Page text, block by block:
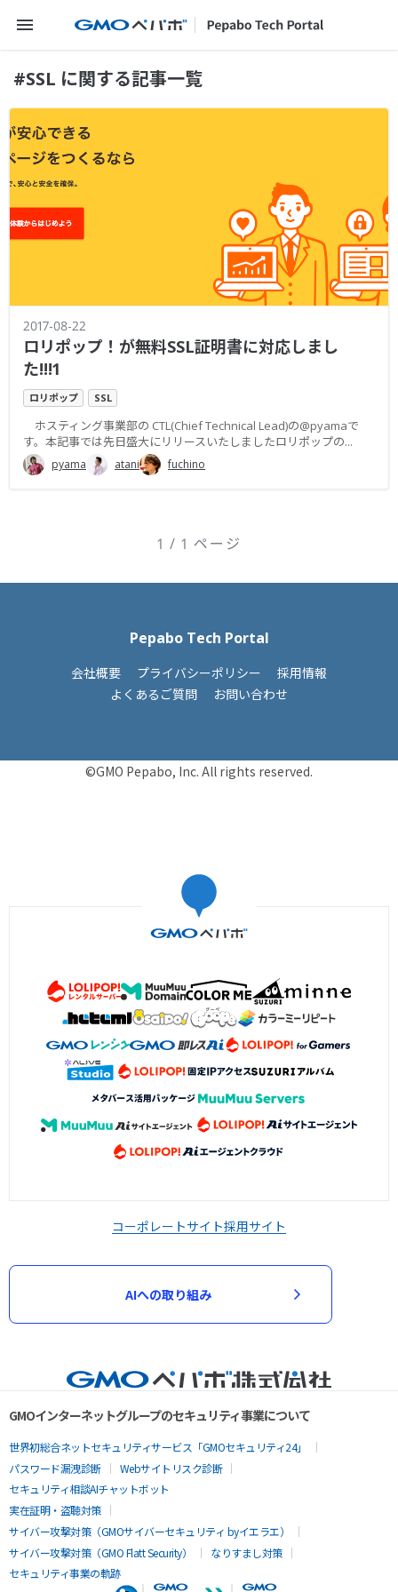
メニューを開く
#SSL に関する記事一覧
2017-08-22
ロリポップ！が無料SSL証明書に対応しまし
た!!!1
ロリポップ SSL
ホスティング事業部の CTL(Chief Technical Lead)の@pyamaで
す。本記事では先日盛大にリリースいたしましたロリポップの...
pyama atani fuchino
1 / 1 ページ
Pepabo Tech Portal
会社概要 プライバシーポリシー
採用情報
よくあるご質問
お問い合わせ
©GMO Pepabo, Inc. All rights reserved.
コーポレートサイト採用サイト
AIへの取り組み
GMOインターネットグループのセキュリティ事業について
世界初総合ネットセキュリティサービス「GMOセキュリティ24」
パスワード漏洩診断
Webサイトリスク診断
セキュリティ相談AIチャットボット
実在証明・盗聴対策
サイバー攻撃対策（GMOサイバーセキュリティ byイエラエ）
サイバー攻撃対策（GMO Flatt Security）
なりすまし対策
セキュリティ事業の軌跡